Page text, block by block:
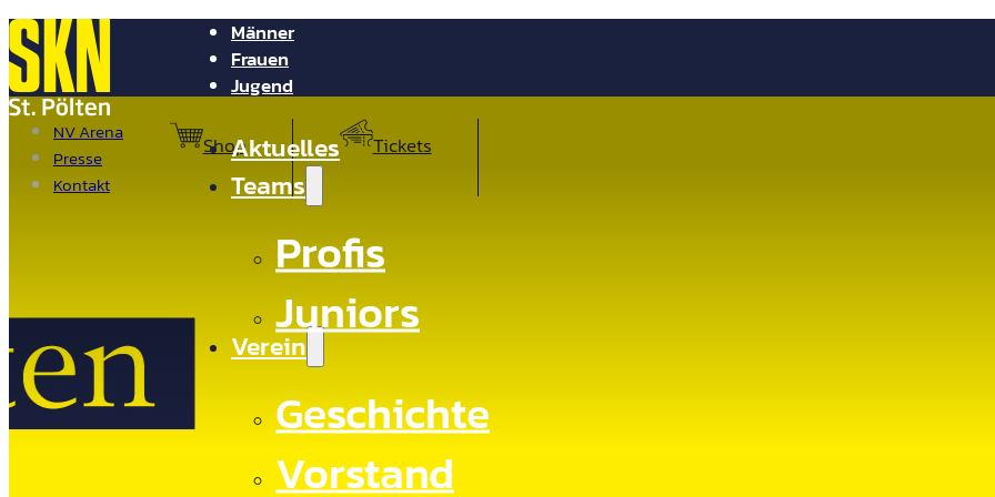
Männer
Frauen
Jugend
NV Arena
Presse
Kontakt
Shop Tickets
Aktuelles
Teams
Profis
Juniors
Verein
Geschichte
Vorstand